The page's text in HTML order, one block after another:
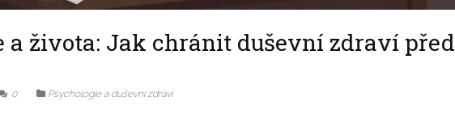
a života: Jak chránit duševní zdraví před
0 Psychologie a duševní zdraví